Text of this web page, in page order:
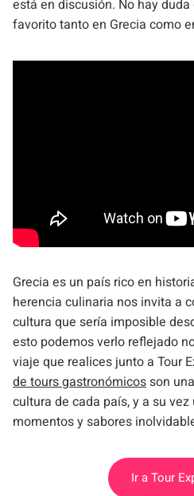
está en discusión. No hay
favorito tanto en Grecia como
Grecia es un país rico en
herencia culinaria nos invita a
cultura que sería imposible
esto podemos verlo reflejado
viaje que realices junto a Tour
de tours gastronómicosson
cultura de cada país, y a su
momentos y sabores
Ir a Tour